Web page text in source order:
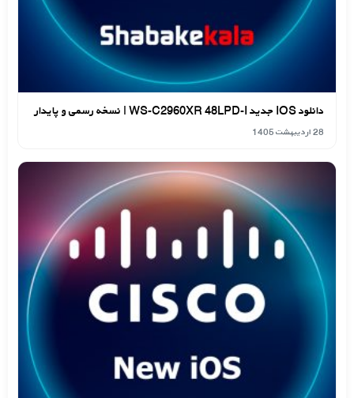
دانلود IOS جدید WS-C2960XR 48LPD-I | نسخه رسمی و پایدار
28 اردیبهشت 1405